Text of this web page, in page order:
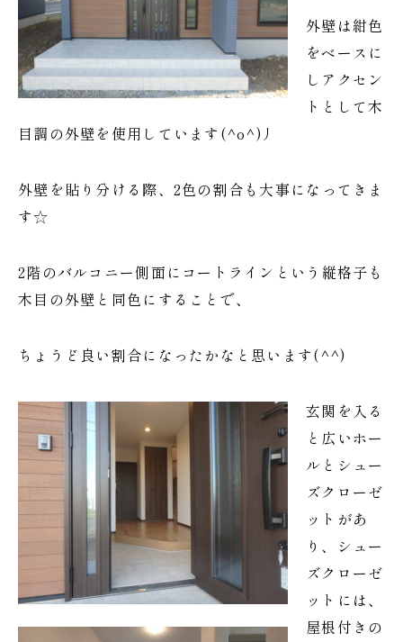
外壁は紺色
をベースに
しアクセン
トとして木
目調の外壁を使用しています(^o^)丿
外壁を貼り分ける際、2色の割合も大事になってきま
す☆
2階のバルコニー側面にコートラインという縦格子も
木目の外壁と同色にすることで、
ちょうど良い割合になったかなと思います(^^)
玄関を入る
と広いホー
ルとシュー
ズクローゼ
ットがあ
り、シュー
ズクローゼ
ットには、
屋根付きの